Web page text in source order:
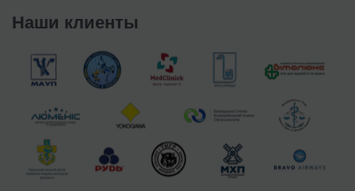
Наши клиенты